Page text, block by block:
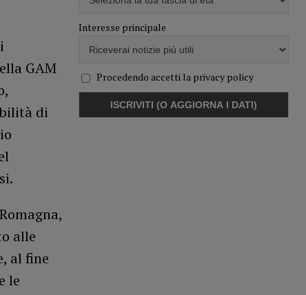
GAM
di
alle
al fine
le
Interesse principale
Procedendo accetti la privacy policy